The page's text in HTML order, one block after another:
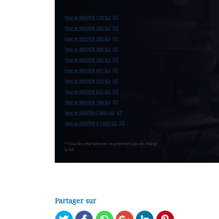
Décantation « Reefmat ready » et soutien
meuble
Partager sur